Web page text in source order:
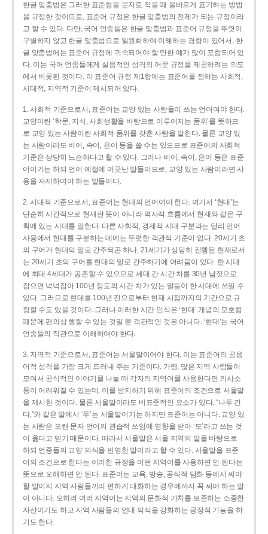
한글 맞춤법은 그러한 표준형을 문자로 적을 때 올바르게 표기하는 방법
을 규정한 것이므로, 표준어 규정은 한글 맞춤법의 전제가 되는 규정이라
고 할 수 있다. 다만, 국어 언중들은 한글 맞춤법과 표준어 규정을 뚜렷이
구별하지 않고 한글 맞춤법으로 일원화하여 이해하는 경향이 있어서, 한
글 맞춤법에는 표준어 규정에 귀속되어야 할 만한 예가 많이 포함되어 있
다. 이는 국어 언중들에게 실용적인 성격의 어문 규정을 제공하려는 의도
에서 비롯된 것이다. 이 표준어 규정 제1항에는 표준어를 정하는 사회적,
시대적, 지역적 기준이 제시되어 있다.
1. 사회적 기준으로서, 표준어는 교양 있는 사람들이 쓰는 언어여야 한다.
교양이란 ‘학문, 지식, 사회생활을 바탕으로 이루어지는 품위’를 뜻하므
로 교양 있는 사람이란 사회적 품위를 갖춘 사람을 말한다. 물론 교양 있
는 사람이라도 비어, 속어, 은어 등을 쓸 수는 있으므로 표준어의 사회적
기준은 상당히 느슨하다고 할 수 있다. 그러나 비어, 속어, 은어 등은 표준
어이기는 하되 언어 예절에 어긋난 말들이므로, 교양 있는 사람이라면 사
용을 자제하여야 하는 말들이다.
2. 시대적 기준으로서, 표준어는 현대의 언어여야 한다. 여기서 ‘현대’는
단순히 시간적으로 현재란 뜻이 아니라 역사적 흐름에서 현재와 같은 구
획에 있는 시대를 말한다. 다른 사회적, 경제적 시대 구분과는 달리 언어
사용에서 현대를 구분하는 데에는 뚜렷한 객관적 기준이 없다. 20세기 초
의 구어가 현대의 말로 간주되곤 하나, 21세기가 상당히 진행된 현재로서
는 20세기 초의 구어를 현대의 말로 간주하기에 어려움이 있다. 한 시대
에 최대 4세대가 공존할 수 있으므로 세대 간 시간 차를 30년 남짓으로
잡으면 넉넉잡아 100년 정도의 시간 차가 있는 말들이 한 시대에 쓰일 수
있다. 그러므로 현대를 100년 전으로부터 현재 시점까지의 기간으로 규
정할 수도 있을 것이다. 그러나 이러한 시간 인식은 ‘현대’ 개념의 모호함
때문에 편의상 행할 수 있는 것일 뿐 객관적인 것은 아니다. ‘현대’는 국어
언중들의 직관으로 이해하여야 한다.
3. 지역적 기준으로서, 표준어는 서울말이어야 한다. 이는 표준어의 공용
어적 성격을 가장 크게 드러내 주는 기준이다. 가령, 많은 지역 사람들이
모여서 공식적인 이야기를 나눌 때 각자의 지역어를 사용한다면 의사소
통이 어려워질 수 있는데, 이를 방지하기 위해 표준어의 조건으로 서울말
을 제시한 것이다. 물론 서울말이라도 비표준적인 요소가 있다. “나두 간
다.”와 같은 말에서 ‘두’는 서울말이기는 하지만 표준어는 아니다. 교양 있
는 사람은 오랜 문자 언어의 관습적 쓰임에 영향을 받아 ‘도’라고 쓰는 것
이 옳다고 믿기 때문이다. 따라서 서울말은 서울 지역의 말을 바탕으로
하되 언중들의 교양 의식을 반영한 말이라고 할 수 있다. 서울말을 표준
어의 조건으로 한다는 이러한 규정을 어떤 지역어를 사용하면 안 된다는
뜻으로 오해하면 안 된다. 표준어는 교육, 방송, 공식적 담화 등에서 써야
할 말이지 지역 사람들끼리 편하게 대화하는 경우에까지 꼭 써야 하는 말
이 아니다. 오히려 여러 지역어는 지역의 문화적 가치를 보존하는 소중한
자산이기도 하고 지역 사람들의 연대 의식을 강화하는 긍정적 기능을 하
기도 한다.